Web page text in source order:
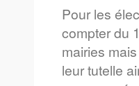
Pour les
compter du
mairies
leur tutelle